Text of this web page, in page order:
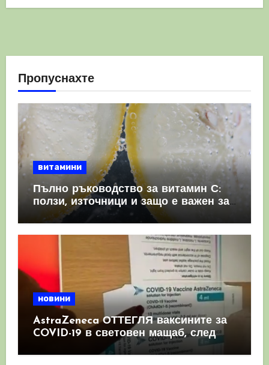
Пропуснахте
витамини
Пълно ръководство за витамин С:
ползи, източници и защо е важен за
имунната система
новини
AstraZeneca ОТТЕГЛЯ ваксините за
COVID-19 в световен мащаб, след
като призна, че те причиняват
КРЪВНИ съсиреци